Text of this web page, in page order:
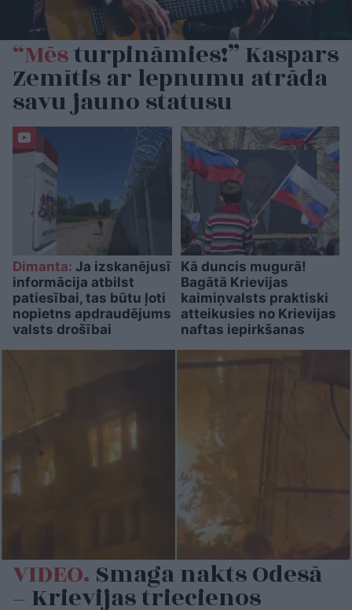
“Mēsturpināmies!” Kaspars
Zemītis ar lepnumu atrāda
savu jauno statusu
Dimanta: Ja izskanējusī
informācija atbilst
patiesībai, tas būtu ļoti
nopietns apdraudējums
valsts drošībai
Kā duncis mugurā!
Bagātā Krievijas
kaimiņvalsts praktiski
atteikusies no Krievijas
naftas iepirkšanas
VIDEO. Smaga nakts Odesā
– Krievijas triecienos